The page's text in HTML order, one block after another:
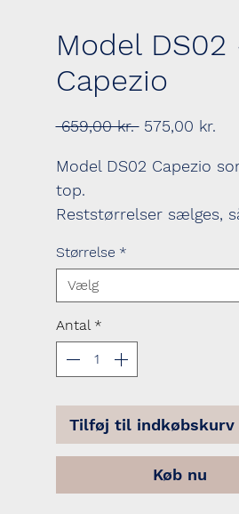
Model DS02
Capezio
659,00 kr. Regulær
575,00 kr.
Model DS02 Capezio
top.
Reststørrelser sælges,
Størrelse *
Vælg
Antal *
Tilføj til indkøbskurv
Køb nu